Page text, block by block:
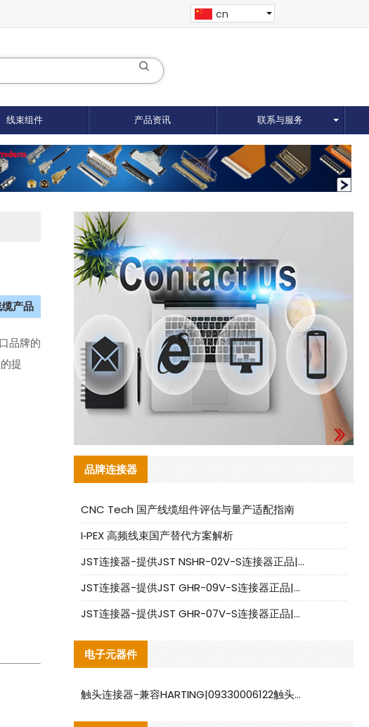
cn
线束组件 产品资讯 联系与服务
产品
品牌的
提
品牌连接器
CNC Tech 国产线缆组件评估与量产适配指南
I‑PEX 高频线束国产替代方案解析
JST连接器-提供JST NSHR-02V-S连接器正品|替代品
JST连接器-提供JST GHR-09V-S连接器正品|替代品
JST连接器-提供JST GHR-07V-S连接器正品|替代品
电子元器件
触头连接器-兼容HARTING|09330006122触头连接器替代品说明